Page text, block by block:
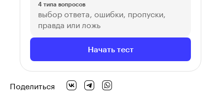
4 типа вопросов
выбор ответа, ошибки, пропуски,
правда или ложь
Начать тест
Поделиться